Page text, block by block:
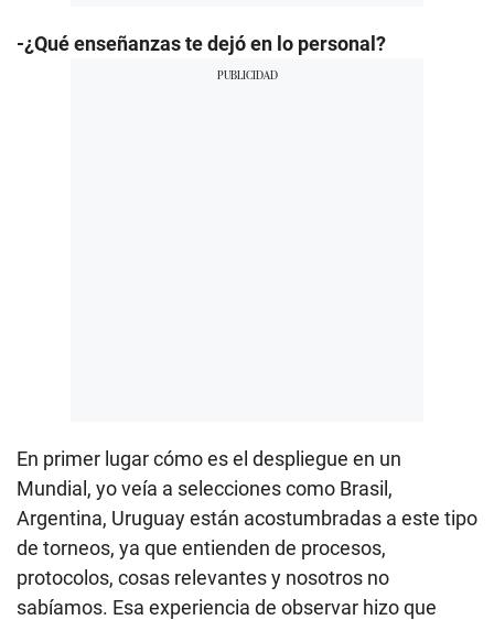
-¿Qué enseñanzas te dejó en lo personal?
En primer lugar cómo es el despliegue en un
Mundial, yo veía a selecciones como Brasil,
Argentina, Uruguay están acostumbradas a este tipo
de torneos, ya que entienden de procesos,
protocolos, cosas relevantes y nosotros no
sabíamos. Esa experiencia de observar hizo que